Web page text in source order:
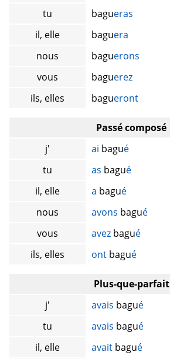
tu
bagueras
il, elle
baguera
nous
baguerons
vous
baguerez
ils, elles
bagueront
Passé composé
j'
ai bagué
tu
as bagué
il, elle
a bagué
nous
avons bagué
vous
avez bagué
ils, elles
ont bagué
Plus-que-parfait
j'
avais bagué
tu
avais bagué
il, elle
avait bagué